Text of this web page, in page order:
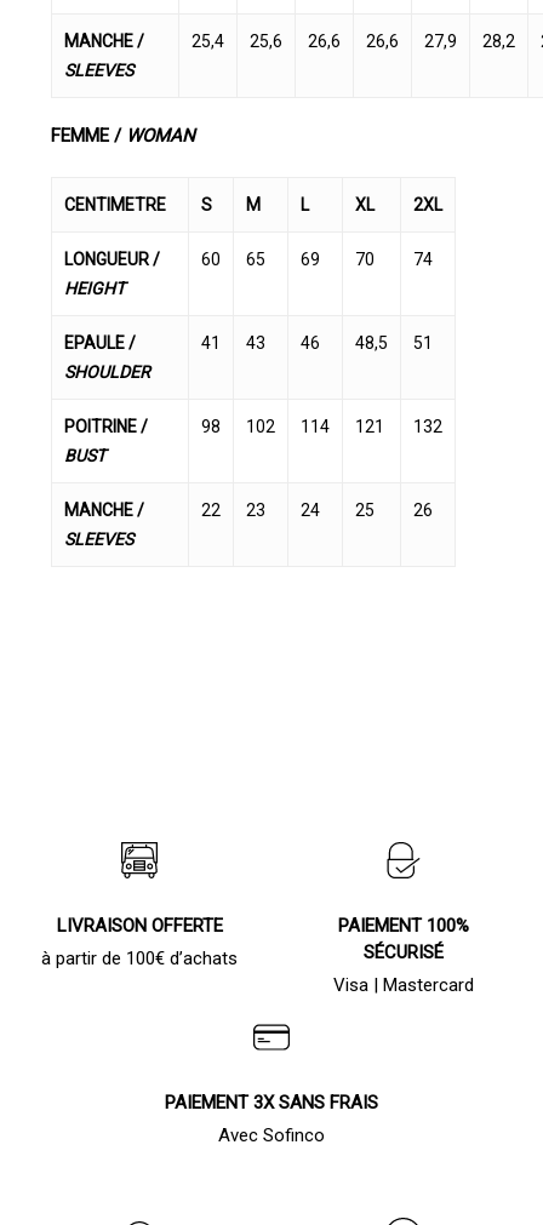
MANCHE /
SLEEVES
25,4 25,6 26,6 26,6 27,9 28,2
FEMME / WOMAN
CENTIMETRE S M L XL 2XL
LONGUEUR /
HEIGHT
60 65 69 70 74
EPAULE /
SHOULDER
41 43 46 48,5 51
POITRINE /
BUST
98 102 114 121 132
MANCHE /
SLEEVES
22 23 24 25 26
LIVRAISON OFFERTE
à partir de 100€ d’achats
PAIEMENT 100%
SÉCURISÉ
Visa | Mastercard
PAIEMENT 3X SANS FRAIS
Avec Sofinco